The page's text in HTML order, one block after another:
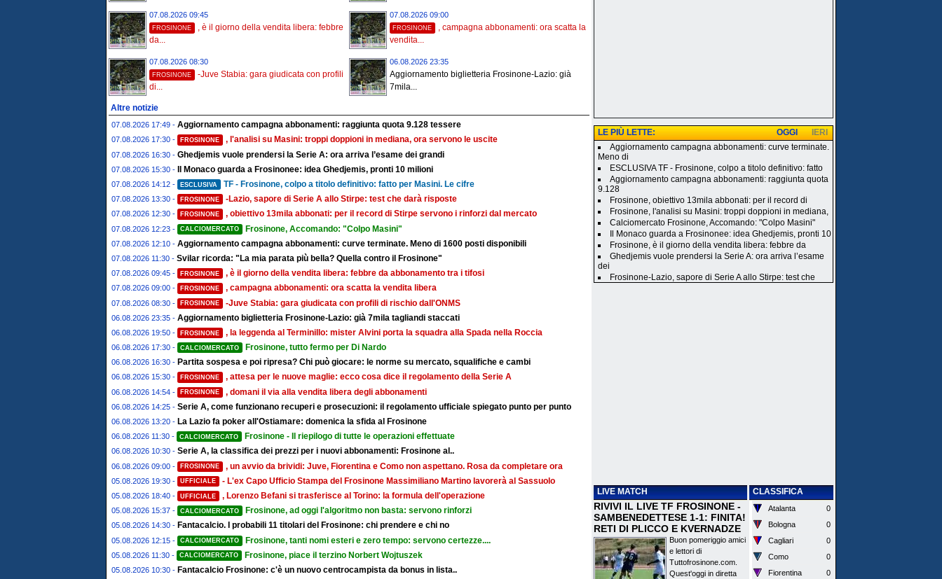
07.08.2026 09:45
FROSINONE
, è il giorno della vendita libera: febbre
da...
07.08.2026 09:00
FROSINONE
, campagna abbonamenti: ora scatta la
vendita...
07.08.2026 08:30
FROSINONE
-Juve Stabia: gara giudicata con profili
di...
06.08.2026 23:35
Aggiornamento biglietteria Frosinone-Lazio: già
7mila...
Altre notizie
07.08.2026 17:49 - Aggiornamento campagna abbonamenti: raggiunta quota 9.128 tessere
07.08.2026 17:30 - FROSINONE , l'analisi su Masini: troppi doppioni in mediana, ora servono le uscite
07.08.2026 16:30 - Ghedjemis vuole prendersi la Serie A: ora arriva l’esame dei grandi
07.08.2026 15:30 - Il Monaco guarda a Frosinonee: idea Ghedjemis, pronti 10 milioni
07.08.2026 14:12 - ESCLUSIVA TF - Frosinone, colpo a titolo definitivo: fatto per Masini. Le cifre
07.08.2026 13:30 - FROSINONE -Lazio, sapore di Serie A allo Stirpe: test che darà risposte
07.08.2026 12:30 - FROSINONE , obiettivo 13mila abbonati: per il record di Stirpe servono i rinforzi dal mercato
07.08.2026 12:23 - CALCIOMERCATO Frosinone, Accomando: "Colpo Masini"
07.08.2026 12:10 - Aggiornamento campagna abbonamenti: curve terminate. Meno di 1600 posti disponibili
07.08.2026 11:30 - Svilar ricorda: "La mia parata più bella? Quella contro il Frosinone"
07.08.2026 09:45 - FROSINONE , è il giorno della vendita libera: febbre da abbonamento tra i tifosi
07.08.2026 09:00 - FROSINONE , campagna abbonamenti: ora scatta la vendita libera
07.08.2026 08:30 - FROSINONE -Juve Stabia: gara giudicata con profili di rischio dall'ONMS
06.08.2026 23:35 - Aggiornamento biglietteria Frosinone-Lazio: già 7mila tagliandi staccati
06.08.2026 19:50 - FROSINONE , la leggenda al Terminillo: mister Alvini porta la squadra alla Spada nella Roccia
06.08.2026 17:30 - CALCIOMERCATO Frosinone, tutto fermo per Di Nardo
06.08.2026 16:30 - Partita sospesa e poi ripresa? Chi può giocare: le norme su mercato, squalifiche e cambi
06.08.2026 15:30 - FROSINONE , attesa per le nuove maglie: ecco cosa dice il regolamento della Serie A
06.08.2026 14:54 - FROSINONE , domani il via alla vendita libera degli abbonamenti
06.08.2026 14:25 - Serie A, come funzionano recuperi e prosecuzioni: il regolamento ufficiale spiegato punto per punto
06.08.2026 13:20 - La Lazio fa poker all'Ostiamare: domenica la sfida al Frosinone
06.08.2026 11:30 - CALCIOMERCATO Frosinone - Il riepilogo di tutte le operazioni effettuate
06.08.2026 10:30 - Serie A, la classifica dei prezzi per i nuovi abbonamenti: Frosinone al..
06.08.2026 09:00 - FROSINONE , un avvio da brividi: Juve, Fiorentina e Como non aspettano. Rosa da completare ora
05.08.2026 19:30 - UFFICIALE - L'ex Capo Ufficio Stampa del Frosinone Massimiliano Martino lavorerà al Sassuolo
05.08.2026 18:40 - UFFICIALE , Lorenzo Befani si trasferisce al Torino: la formula dell'operazione
05.08.2026 15:37 - CALCIOMERCATO Frosinone, ad oggi l'algoritmo non basta: servono rinforzi
05.08.2026 14:30 - Fantacalcio. I probabili 11 titolari del Frosinone: chi prendere e chi no
05.08.2026 12:15 - CALCIOMERCATO Frosinone, tanti nomi esteri e zero tempo: servono certezze....
05.08.2026 11:30 - CALCIOMERCATO Frosinone, piace il terzino Norbert Wojtuszek
05.08.2026 10:30 - Fantacalcio Frosinone: c'è un nuovo centrocampista da bonus in lista..
LE PIÙ LETTE: IERI
OGGI
Aggiornamento campagna abbonamenti: curve terminate.
Meno di
ESCLUSIVA TF - Frosinone, colpo a titolo definitivo: fatto
Aggiornamento campagna abbonamenti: raggiunta quota
9.128
Frosinone, obiettivo 13mila abbonati: per il record di
Frosinone, l'analisi su Masini: troppi doppioni in mediana,
Calciomercato Frosinone, Accomando: "Colpo Masini"
Il Monaco guarda a Frosinonee: idea Ghedjemis, pronti 10
Frosinone, è il giorno della vendita libera: febbre da
Ghedjemis vuole prendersi la Serie A: ora arriva l’esame
dei
Frosinone-Lazio, sapore di Serie A allo Stirpe: test che
LIVE MATCH
RIVIVI IL LIVE TF FROSINONE -
SAMBENEDETTESE 1-1: FINITA!
RETI DI PLICCO E KVERNADZE
Buon pomeriggio amici
e lettori di
Tuttofrosinone.com.
Quest'oggi in diretta
CLASSIFICA
Atalanta
0
Bologna
0
Cagliari
0
Como
0
Fiorentina
0